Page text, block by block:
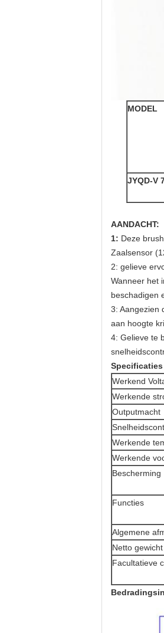
MODEL
JYQD-V
AANDACHT:
1: Deze
Zaalsensor
2: gelieve
Wanneer het
beschadigen
3: Aangezien
aan hoogte
4: Gelieve te
Specificaties
Werkend
Werkende
Outputmacht
Werkende
Werkende
Bescherming
Functies
Algemene
Netto gewicht
Facultatieve